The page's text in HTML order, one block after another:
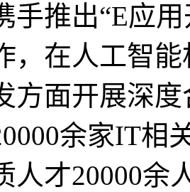
手推出“E应
，在人工智
方面开展深
余家IT相
人才20000余